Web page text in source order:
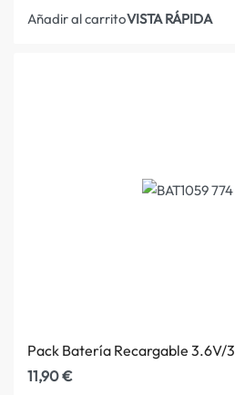
Añadir al carritoVISTA RÁPIDA
Pack Batería Recargable 3.6V/
11,90€